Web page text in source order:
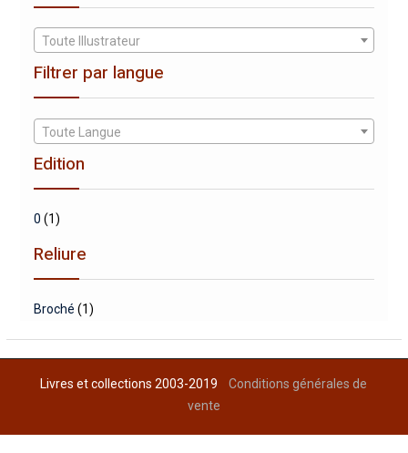
Toute Illustrateur
Filtrer par langue
Toute Langue
Edition
0 (1)
Reliure
Broché (1)
Livres et collections 2003-2019Conditions générales de
vente